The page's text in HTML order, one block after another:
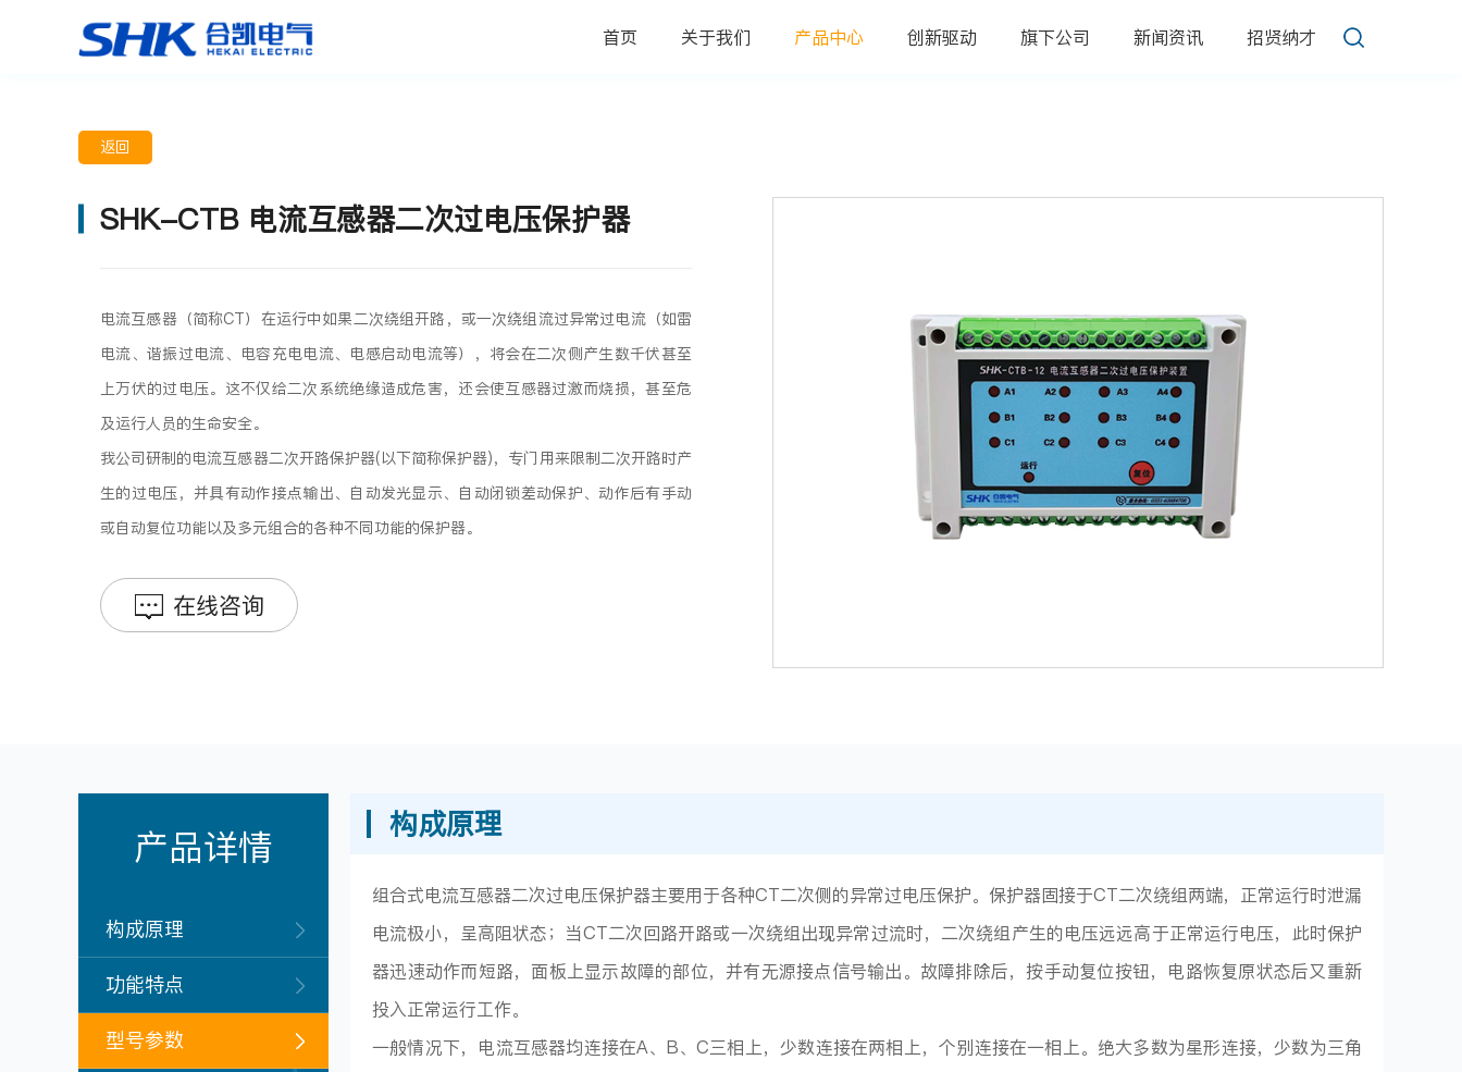
首页 关于我们 产品中心 创新驱动 旗下公司 新闻资讯 招贤纳才
返回
SHK-CTB 电流互感器二次过电压保护器
电流互感器（简称CT）在运行中如果二次绕组开路，或一次绕组流过异常过电流（如雷
电流、谐振过电流、电容充电电流、电感启动电流等），将会在二次侧产生数千伏甚至
上万伏的过电压。这不仅给二次系统绝缘造成危害，还会使互感器过激而烧损，甚至危
及运行人员的生命安全。
我公司研制的电流互感器二次开路保护器(以下简称保护器)，专门用来限制二次开路时产
生的过电压，并具有动作接点输出、自动发光显示、自动闭锁差动保护、动作后有手动
或自动复位功能以及多元组合的各种不同功能的保护器。
在线咨询
产品详情
构成原理
功能特点
型号参数
构成原理
组合式电流互感器二次过电压保护器主要用于各种CT二次侧的异常过电压保护。保护器固接于CT二次绕组两端，正常运行时泄漏
电流极小，呈高阻状态；当CT二次回路开路或一次绕组出现异常过流时，二次绕组产生的电压远远高于正常运行电压，此时保护
器迅速动作而短路，面板上显示故障的部位，并有无源接点信号输出。故障排除后，按手动复位按钮，电路恢复原状态后又重新
投入正常运行工作。
一般情况下，电流互感器均连接在A、B、C三相上，少数连接在两相上，个别连接在一相上。绝大多数为星形连接，少数为三角